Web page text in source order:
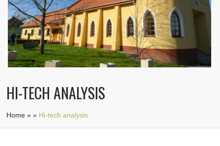
HI-TECH ANALYSIS
Home »» Hi-tech analysis